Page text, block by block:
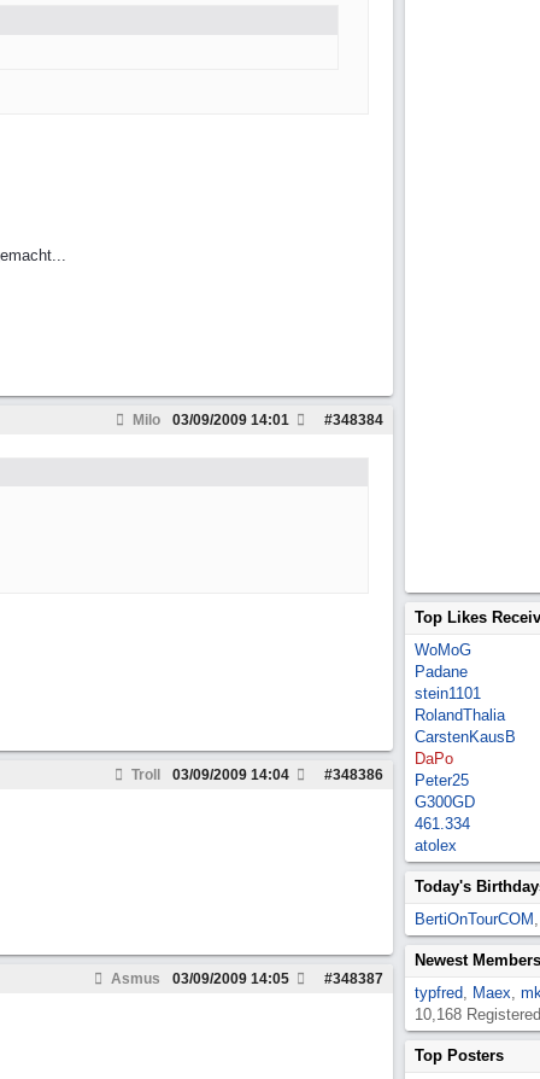
Milo #348384
03/09/2009 14:01
Troll #348386
03/09/2009 14:04
Asmus #348387
03/09/2009 14:05
Top Likes
WoMoG
Padane
stein1101
RolandThalia
CarstenKausB
DaPo
Peter25
G300GD
461.334
atolex
Today's
BertiOnTourCOM
Newest Members
typfred, Maex,
10,168
Top Posters